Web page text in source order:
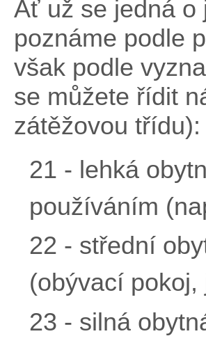
Ať už se jedná o
poznáme podle
však podle
se můžete řídit
zátěžovou třídu):
21 - lehká
používáním
22 - střední
(obývací
23 - silná